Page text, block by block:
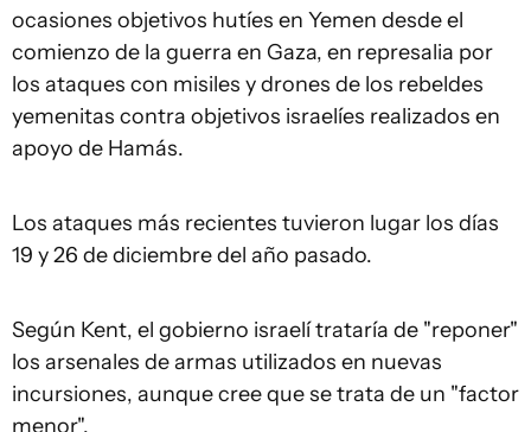
ocasiones objetivos hutíes en Yemen desde el
comienzo de la guerra en Gaza, en represalia por
los ataques con misiles y drones de los rebeldes
yemenitas contra objetivos israelíes realizados en
apoyo de Hamás.
Los ataques más recientes tuvieron lugar los días
19 y 26 de diciembre del año pasado.
Según Kent, el gobierno israelí trataría de "reponer"
los arsenales de armas utilizados en nuevas
incursiones, aunque cree que se trata de un "factor
menor".